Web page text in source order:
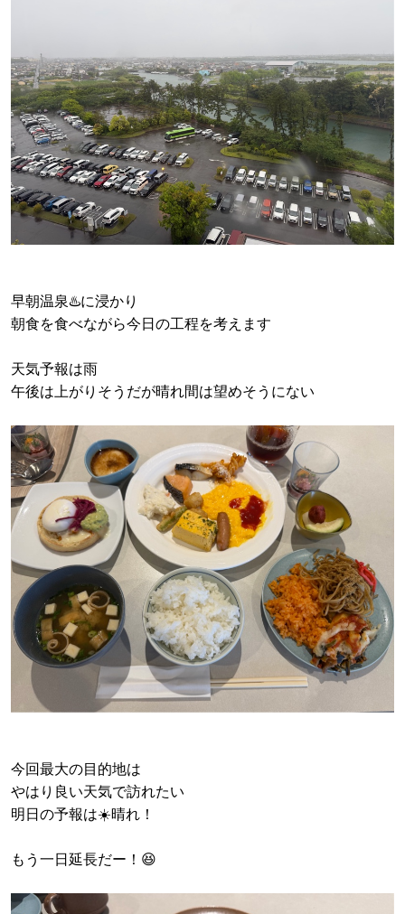
早朝温泉♨️に浸かり
朝食を食べながら今日の工程を考えます
天気予報は雨
午後は上がりそうだが晴れ間は望めそうにない
今回最大の目的地は
やはり良い天気で訪れたい
明日の予報は☀️晴れ！
もう一日延長だー！😆